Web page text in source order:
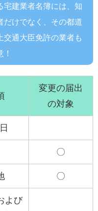
宅建業者名簿には、知
だけでなく、その都道
交通大臣免許の業者も
変更の届出
の対象
〇
〇
よび